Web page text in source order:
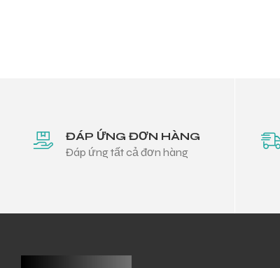
ĐÁP ỨNG ĐƠN HÀNG
Đáp ứng tất cả đơn hàng